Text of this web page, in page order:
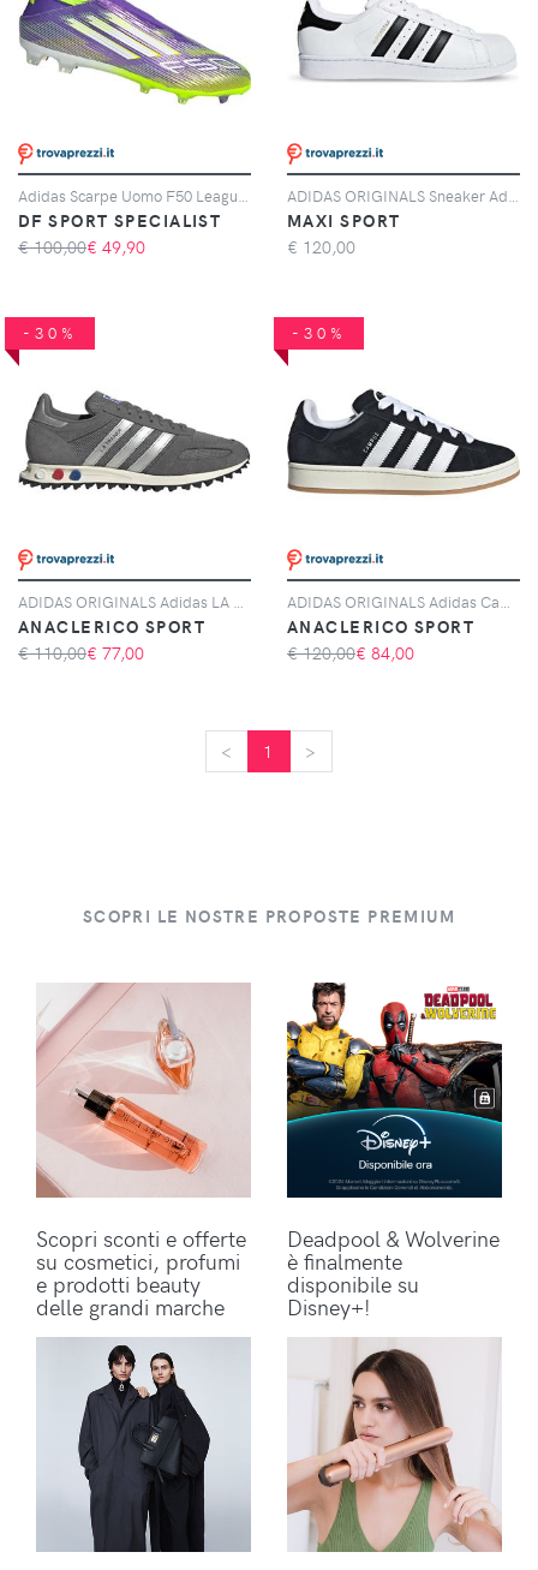
DF SPORT SPECIALIST
€ 100,00€ 49,90
MAXI SPORT
€ 120,00
-30%
ANACLERICO SPORT
€ 110,00€ 77,00
-30%
ANACLERICO SPORT
€ 120,00€ 84,00
< 1 >
SCOPRI LE NOSTRE PROPOSTE PREMIUM
Scopri sconti e offerte
su cosmetici, profumi
e prodotti beauty
delle grandi marche
Deadpool & Wolverine
è finalmente
disponibile su
Disney+!